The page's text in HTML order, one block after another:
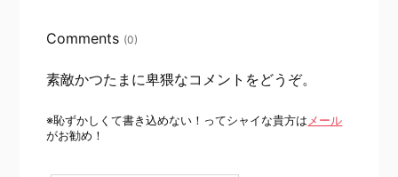
Comments (0)
素敵かつたまに卑猥なコメントをどうぞ。
※恥ずかしくて書き込めない！ってシャイな貴方は メール
がお勧め！